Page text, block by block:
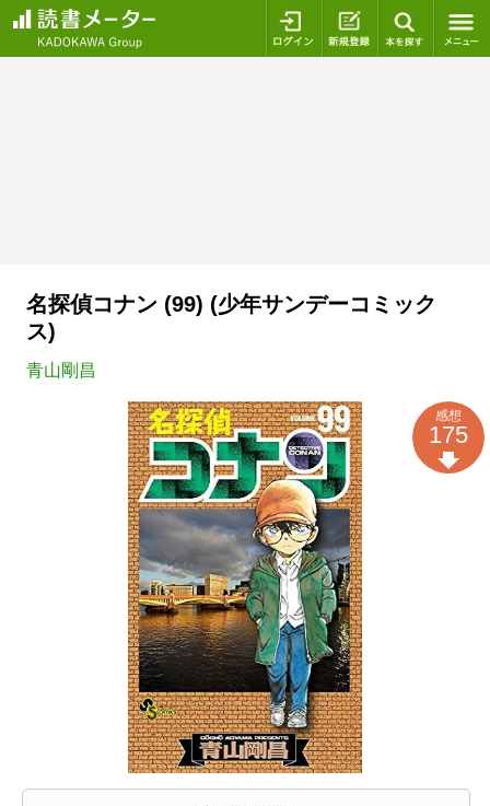
ログイン 新規登録
名探偵コナン (99) (少年サンデーコミック
ス)
青山剛昌
感想
175